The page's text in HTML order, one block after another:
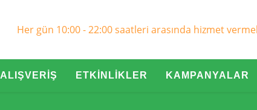
Her gün 10:00 - 22:00 saatleri arasında hizmet
ALIŞVERİŞ ETKİNLİKLER KAMPANYALAR